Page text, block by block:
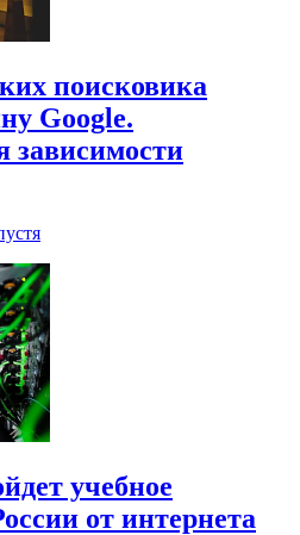
поисковика
Google.
зависимости
учебное
от интернета